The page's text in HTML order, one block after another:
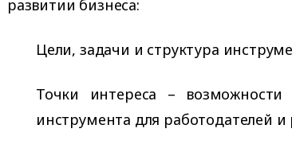
развитии бизнеса:
Цели, задачи и структура
Точки интереса –
инструмента для работодателей и